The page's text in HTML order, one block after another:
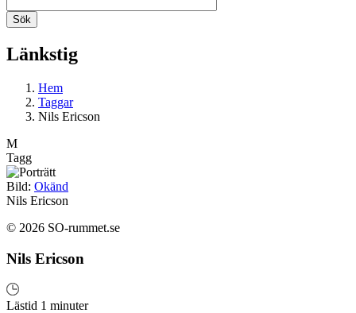
Länkstig
Hem
Taggar
Nils Ericson
M
Tagg
Bild: Okänd
Nils Ericson
© 2026 SO-rummet.se
Nils Ericson
Lästid 1 minuter